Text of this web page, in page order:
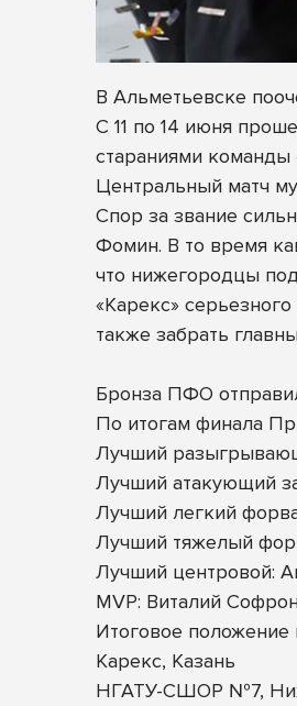
В Альметьевске
С 11 по 14 июня
стараниями
Центральный матч
Спор за звание
Фомин. В то время
что нижегородцы
«Карекс»
также забрать
Бронза ПФО
По итогам финала
Лучший
Лучший атакующий
Лучший легкий
Лучший тяжелый
Лучший центровой:
MVP: Виталий
Итоговое положение
Карекс, Казань
НГАТУ-СШОР №7,